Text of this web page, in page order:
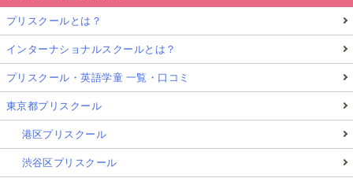
プリスクールとは？
インターナショナルスクールとは？
プリスクール・英語学童 一覧・口コミ
東京都プリスクール
港区プリスクール
渋谷区プリスクール